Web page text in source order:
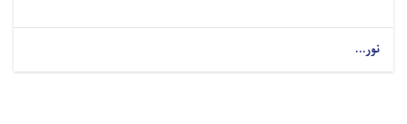
نور...